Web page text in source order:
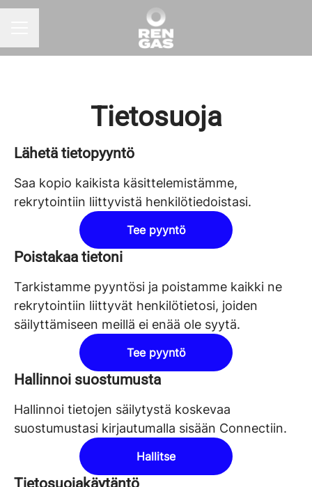
Tietosuoja
Lähetä tietopyyntö
Saa kopio kaikista käsittelemistämme,
rekrytointiin liittyvistä henkilötiedoistasi.
Tee pyyntö
Poistakaa tietoni
Tarkistamme pyyntösi ja poistamme kaikki ne
rekrytointiin liittyvät henkilötietosi, joiden
säilyttämiseen meillä ei enää ole syytä.
Tee pyyntö
Hallinnoi suostumusta
Hallinnoi tietojen säilytystä koskevaa
suostumustasi kirjautumalla sisään Connectiin.
Hallitse
Tietosuojakäytäntö